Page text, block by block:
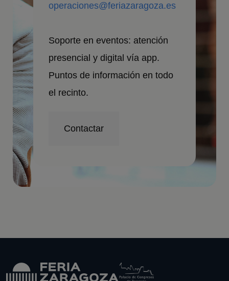
operaciones@feriazaragoza.es
Soporte en eventos: atención
presencial y digital vía app.
Puntos de información en todo
el recinto.
Contactar